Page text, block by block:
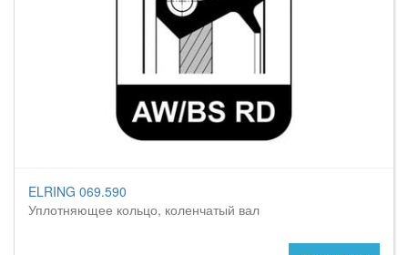
ELRING 069.590
Уплотняющее кольцо, коленчатый вал